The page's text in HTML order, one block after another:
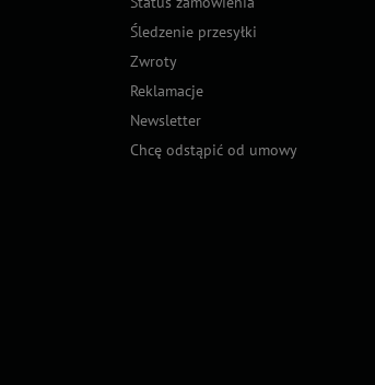
Śledzenie przesyłki
Zwroty
Reklamacje
Newsletter
Chcę odstąpić od umowy